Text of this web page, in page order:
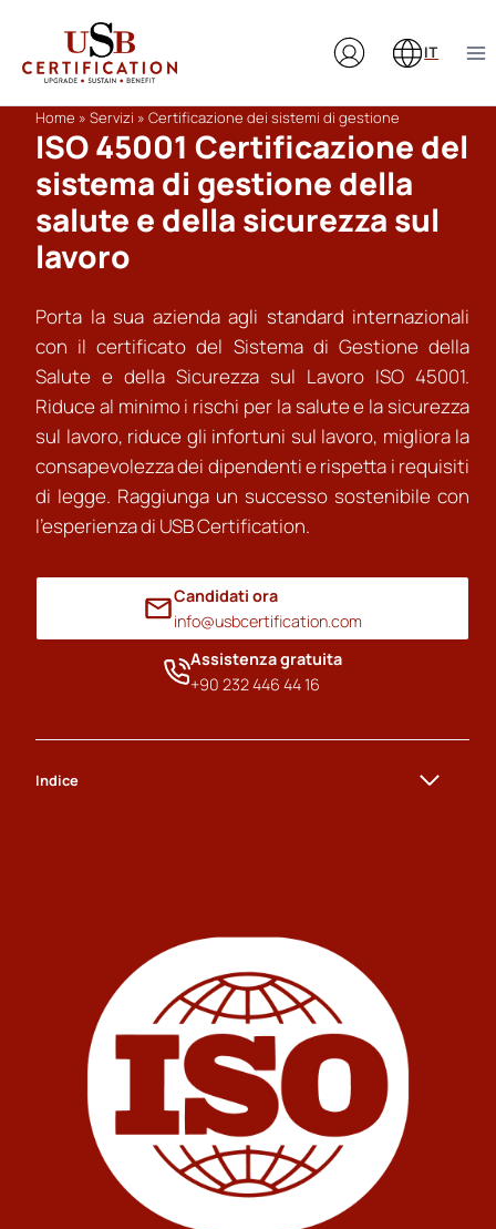
contenuto
IT
Home » Servizi » Certificazione dei sistemi di gestione
ISO 45001 Certificazione del
sistema di gestione della
salute e della sicurezza sul
lavoro
Porta la sua azienda agli standard internazionali
con il certificato del Sistema di Gestione della
Salute e della Sicurezza sul Lavoro ISO 45001.
Riduce al minimo i rischi per la salute e la sicurezza
sul lavoro, riduce gli infortuni sul lavoro, migliora la
consapevolezza dei dipendenti e rispetta i requisiti
di legge. Raggiunga un successo sostenibile con
l’esperienza di USB Certification.
Candidati ora
info@usbcertification.com
Assistenza gratuita
+90 232 446 44 16
Indice